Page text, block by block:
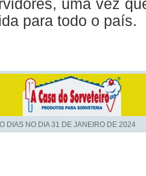
uma vez
para todo o país.
DIAS NO DIA31 DE JANEIRO DE 2024